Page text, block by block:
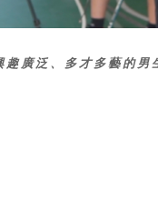
廣泛、多才多藝的男